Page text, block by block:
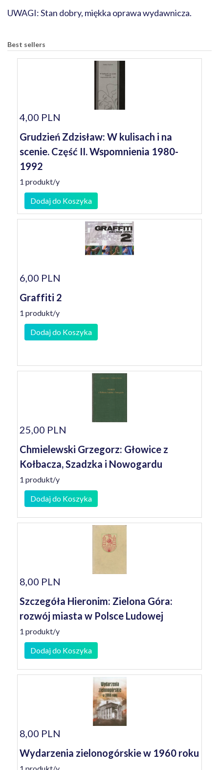
UWAGI: Stan dobry, miękka oprawa wydawnicza.
Best sellers
4,00 PLN
Grudzień Zdzisław: W kulisach i na
scenie. Część II. Wspomnienia 1980-
1992
1 produkt/y
Dodaj do Koszyka
6,00 PLN
Graffiti 2
1 produkt/y
Dodaj do Koszyka
25,00 PLN
Chmielewski Grzegorz: Głowice z
Kołbacza, Szadzka i Nowogardu
1 produkt/y
Dodaj do Koszyka
8,00 PLN
Szczegóła Hieronim: Zielona Góra:
rozwój miasta w Polsce Ludowej
1 produkt/y
Dodaj do Koszyka
8,00 PLN
Wydarzenia zielonogórskie w 1960 roku